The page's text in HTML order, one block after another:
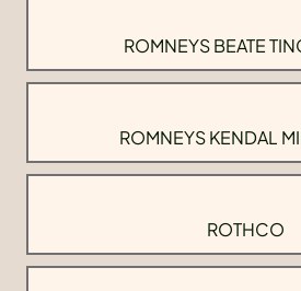
ROMNEYS BEATE
ROMNEYS KENDAL
ROTHCO